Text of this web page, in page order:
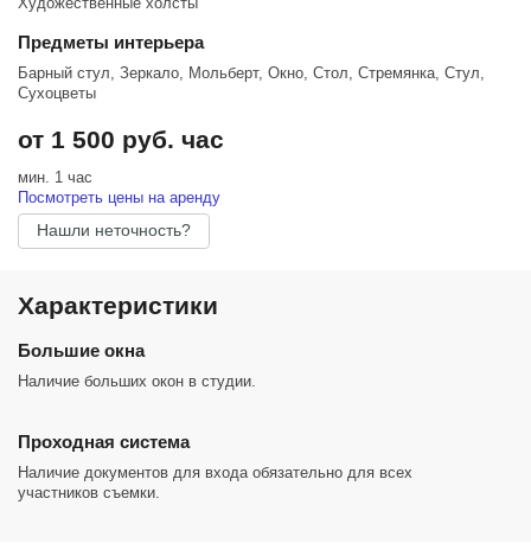
всё время съёмки.
другими гостями студии). Тариф: "Стандарт" – 500 руб./час;
"Мероприятие" – 700 руб./час.
общая площадь 75 кв.м;
5 тонн кварцевого песка, площадь насыпи 25 кв.м;
шторы блэкаут 90%;
гримёрный столик на 1 место;
кондиционер.
Предметы интерьера
Барный стул, Зеркало, Мольберт, Окно, Стол, Стремянка, Стул,
Сухоцветы
от 1 500 руб. час
мин. 1 час
Посмотреть цены на аренду
Нашли неточность?
Характеристики
Большие окна
Наличие больших окон в студии.
Проходная система
Наличие документов для входа обязательно для всех
участников съемки.